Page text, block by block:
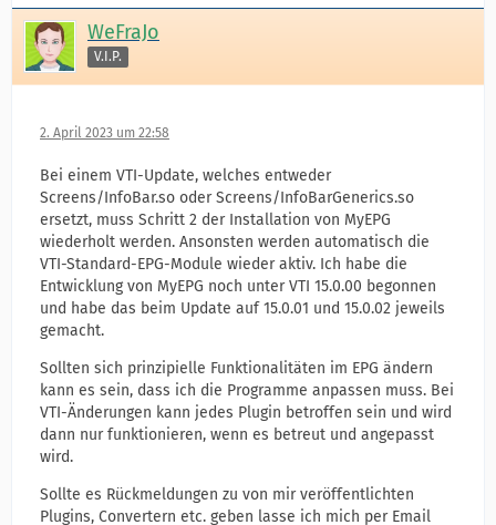
WeFraJo
V.I.P.
2. April 2023 um 22:58
Bei einem VTI-Update, welches entweder
Screens/InfoBar.so oder Screens/InfoBarGenerics.so
ersetzt, muss Schritt 2 der Installation von MyEPG
wiederholt werden. Ansonsten werden automatisch die
VTI-Standard-EPG-Module wieder aktiv. Ich habe die
Entwicklung von MyEPG noch unter VTI 15.0.00 begonnen
und habe das beim Update auf 15.0.01 und 15.0.02 jeweils
gemacht.
Sollten sich prinzipielle Funktionalitäten im EPG ändern
kann es sein, dass ich die Programme anpassen muss. Bei
VTI-Änderungen kann jedes Plugin betroffen sein und wird
dann nur funktionieren, wenn es betreut und angepasst
wird.
Sollte es Rückmeldungen zu von mir veröffentlichten
Plugins, Convertern etc. geben lasse ich mich per Email